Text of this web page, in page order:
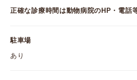
正確な診療時間は動物病院のHP・電話
駐車場
あり